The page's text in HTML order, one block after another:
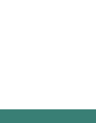
registrato